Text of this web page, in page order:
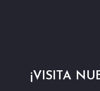
¡VISITA